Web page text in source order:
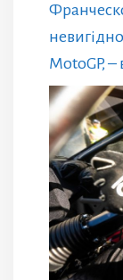
MotoGP,